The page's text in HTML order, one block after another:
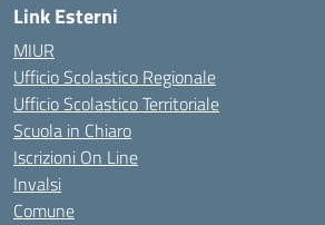
Link Esterni
MIUR
Ufficio Scolastico Regionale
Ufficio Scolastico Territoriale
Scuola in Chiaro
Iscrizioni On Line
Invalsi
Comune